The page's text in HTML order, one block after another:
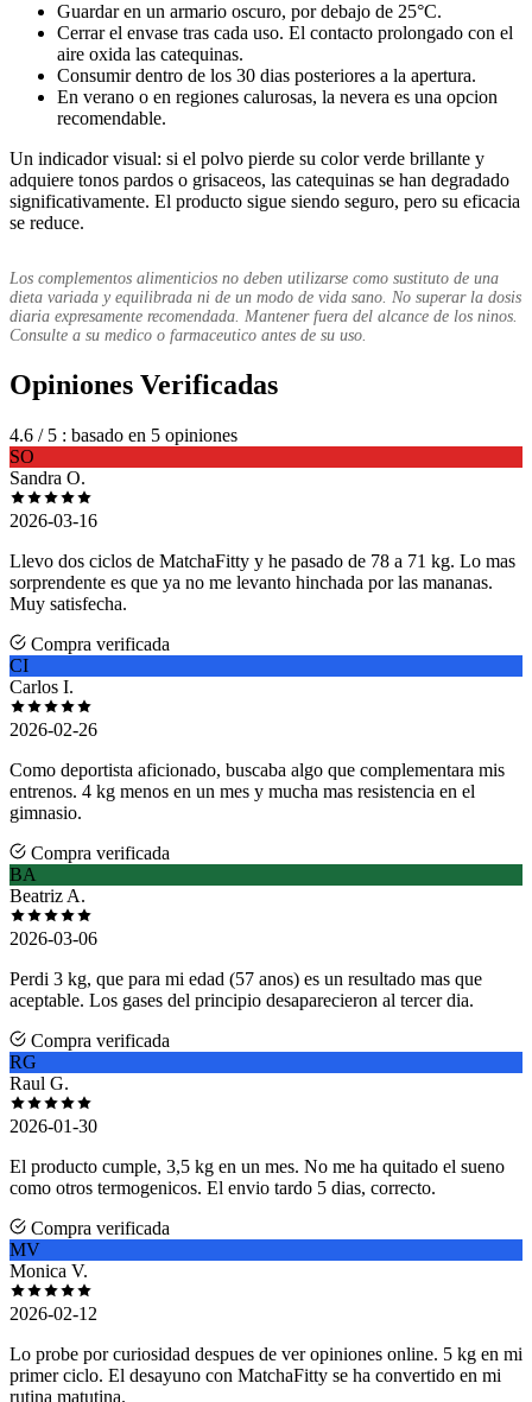
Guardar en un armario oscuro, por debajo de 25°C.
Cerrar el envase tras cada uso. El contacto prolongado con el
aire oxida las catequinas.
Consumir dentro de los 30 dias posteriores a la apertura.
En verano o en regiones calurosas, la nevera es una opcion
recomendable.
Un indicador visual: si el polvo pierde su color verde brillante y
adquiere tonos pardos o grisaceos, las catequinas se han degradado
significativamente. El producto sigue siendo seguro, pero su eficacia
se reduce.
Los complementos alimenticios no deben utilizarse como sustituto de una
dieta variada y equilibrada ni de un modo de vida sano. No superar la dosis
diaria expresamente recomendada. Mantener fuera del alcance de los ninos.
Consulte a su medico o farmaceutico antes de su uso.
Opiniones Verificadas
4.6 / 5 : basado en 5 opiniones
SO
Sandra O.
2026-03-16
Llevo dos ciclos de MatchaFitty y he pasado de 78 a 71 kg. Lo mas
sorprendente es que ya no me levanto hinchada por las mananas.
Muy satisfecha.
Compra verificada
CI
Carlos I.
2026-02-26
Como deportista aficionado, buscaba algo que complementara mis
entrenos. 4 kg menos en un mes y mucha mas resistencia en el
gimnasio.
Compra verificada
BA
Beatriz A.
2026-03-06
Perdi 3 kg, que para mi edad (57 anos) es un resultado mas que
aceptable. Los gases del principio desaparecieron al tercer dia.
Compra verificada
RG
Raul G.
2026-01-30
El producto cumple, 3,5 kg en un mes. No me ha quitado el sueno
como otros termogenicos. El envio tardo 5 dias, correcto.
Compra verificada
MV
Monica V.
2026-02-12
Lo probe por curiosidad despues de ver opiniones online. 5 kg en mi
primer ciclo. El desayuno con MatchaFitty se ha convertido en mi
rutina matutina.